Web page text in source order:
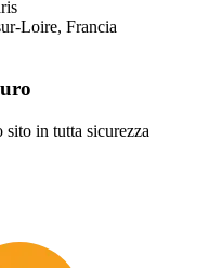
Loire, Francia
sito in tutta sicurezza